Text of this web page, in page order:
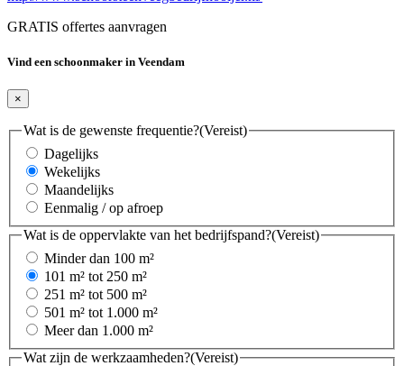
GRATIS offertes aanvragen
Vind een schoonmaker in Veendam
×
Wat is de gewenste frequentie?(Vereist)
Dagelijks
Wekelijks
Maandelijks
Eenmalig / op afroep
Wat is de oppervlakte van het bedrijfspand?(Vereist)
Minder dan 100 m²
101 m² tot 250 m²
251 m² tot 500 m²
501 m² tot 1.000 m²
Meer dan 1.000 m²
Wat zijn de werkzaamheden?(Vereist)